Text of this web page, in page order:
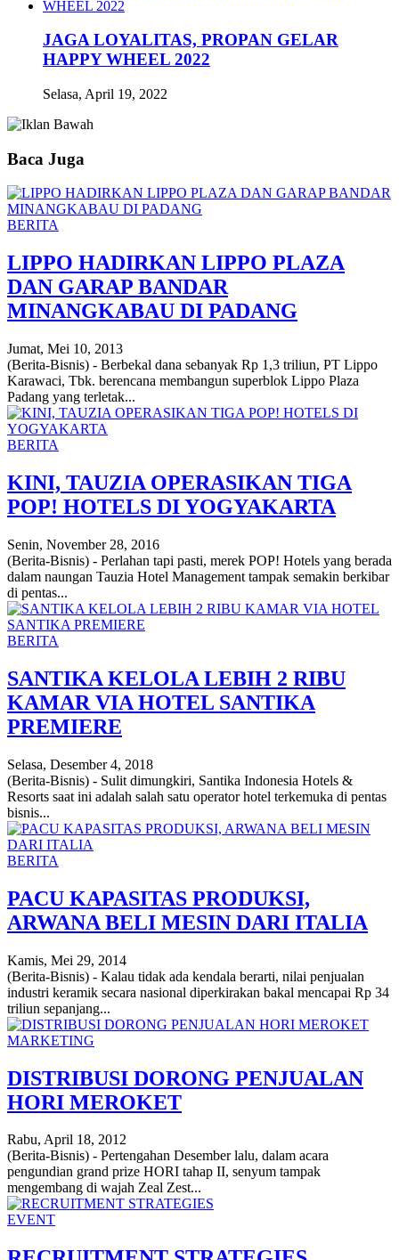
JAGA LOYALITAS, PROPAN GELAR
HAPPY WHEEL 2022
Selasa, April 19, 2022
Baca Juga
BERITA
LIPPO HADIRKAN LIPPO PLAZA
DAN GARAP BANDAR
MINANGKABAU DI PADANG
Jumat, Mei 10, 2013
(Berita-Bisnis) - Berbekal dana sebanyak Rp 1,3 triliun, PT Lippo
Karawaci, Tbk. berencana membangun superblok Lippo Plaza
Padang yang terletak...
BERITA
KINI, TAUZIA OPERASIKAN TIGA
POP! HOTELS DI YOGYAKARTA
Senin, November 28, 2016
(Berita-Bisnis) - Perlahan tapi pasti, merek POP! Hotels yang berada
dalam naungan Tauzia Hotel Management tampak semakin berkibar
di pentas...
BERITA
SANTIKA KELOLA LEBIH 2 RIBU
KAMAR VIA HOTEL SANTIKA
PREMIERE
Selasa, Desember 4, 2018
(Berita-Bisnis) - Sulit dimungkiri, Santika Indonesia Hotels &
Resorts saat ini adalah salah satu operator hotel terkemuka di pentas
bisnis...
BERITA
PACU KAPASITAS PRODUKSI,
ARWANA BELI MESIN DARI ITALIA
Kamis, Mei 29, 2014
(Berita-Bisnis) - Kalau tidak ada kendala berarti, nilai penjualan
industri keramik secara nasional diperkirakan bakal mencapai Rp 34
triliun sepanjang...
MARKETING
DISTRIBUSI DORONG PENJUALAN
HORI MEROKET
Rabu, April 18, 2012
(Berita-Bisnis) - Pertengahan Desember lalu, dalam acara
pengundian grand prize HORI tahap II, senyum tampak
mengembang di wajah Zeal Zest...
EVENT